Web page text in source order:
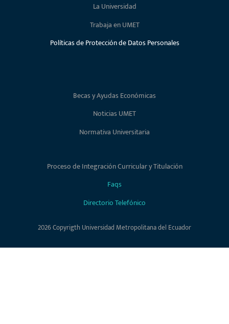
La Universidad
Trabaja en UMET
Políticas de Protección de Datos Personales
Becas y Ayudas Económicas
Noticias UMET
Normativa Universitaria
Proceso de Integración Curricular y Titulación
Faqs
Directorio Telefónico
2026 Copyrigth Universidad Metropolitana del Ecuador